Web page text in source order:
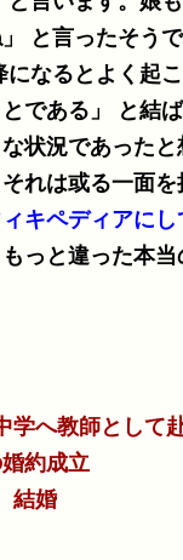
楽なことで時間をつぶしているのね」 と言
なるとよく起
である」 と結
況であったと
れは或る一面
キペディアにし
っと違った本
へ教師として
約成立
結婚